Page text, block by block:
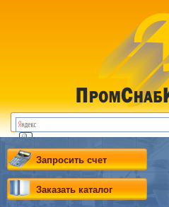
Запросить счет
Заказать каталог